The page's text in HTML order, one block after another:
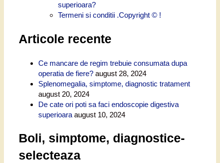
superioara?
Termeni si conditii .Copyright © !
Articole recente
Ce mancare de regim trebuie consumata dupa
operatia de fiere? august 28, 2024
Splenomegalia, simptome, diagnostic tratament
august 20, 2024
De cate ori poti sa faci endoscopie digestiva
superioara august 10, 2024
Boli, simptome, diagnostice-
selecteaza